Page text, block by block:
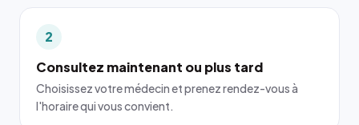
2
Consultez maintenant ou plus tard
Choisissez votre médecin et prenez rendez-vous à
l'horaire qui vous convient.